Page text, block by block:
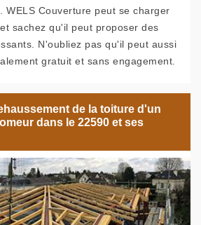
WELS Couverture peut se charger
sachez qu'il peut proposer des
N'oubliez pas qu'il peut aussi
gratuit et sans engagement.
de la toiture d'un
dans le 22590 et ses